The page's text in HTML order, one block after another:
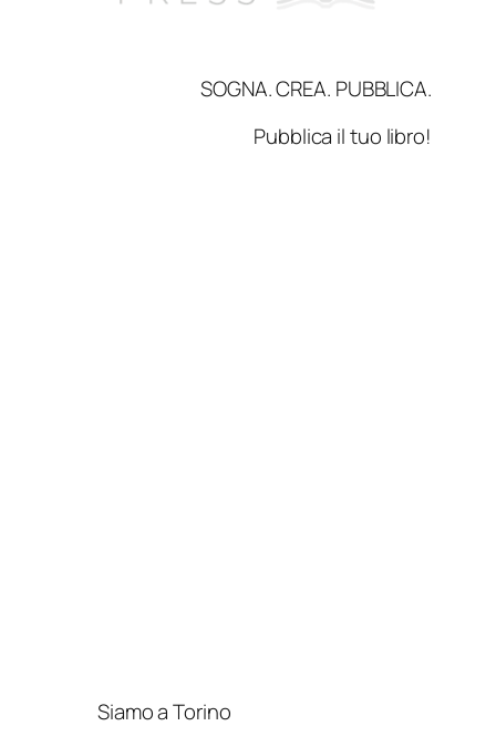
SOGNA. CREA. PUBBLICA.
Pubblica il tuo libro!
Siamo a Torino